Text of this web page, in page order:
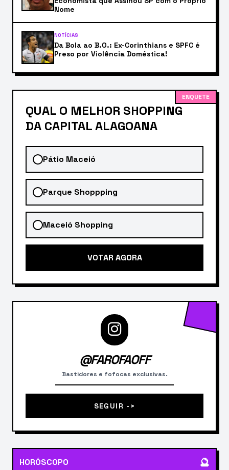
Nome
NOTÍCIAS
Da Bola ao B.O.: Ex-Corinthians e SPFC é
Preso por Violência Doméstica!
ENQUETE
QUAL O MELHOR SHOPPING
DA CAPITAL ALAGOANA
Pátio Maceió
Parque Shoppping
Maceió Shopping
VOTAR AGORA
@FAROFAOFF
Bastidores e fofocas exclusivas.
SEGUIR ->
HORÓSCOPO 🔮